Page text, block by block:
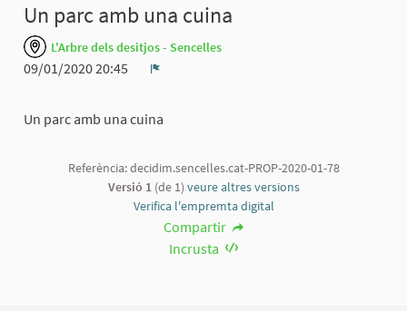
Un parc amb una cuina
L'Arbre dels desitjos - Sencelles
09/01/2020 20:45
Un parc amb una cuina
Referència: decidim.sencelles.cat-PROP-2020-01-78
Versió 1(de 1) veure altres versions
Verifica l'empremta digital
Compartir
Incrusta